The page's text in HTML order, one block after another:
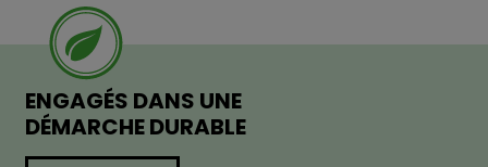
ENGAGÉS DANS UNE
DÉMARCHE DURABLE